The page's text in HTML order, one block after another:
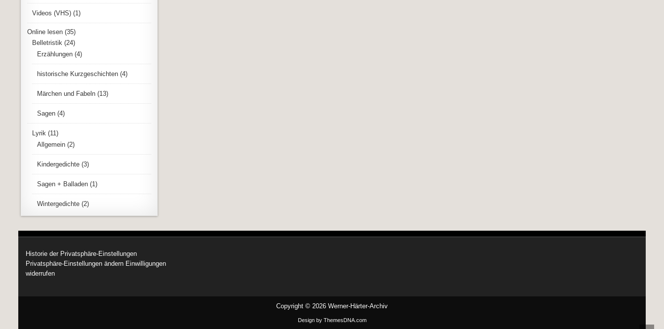
Videos (VHS) (1)
Online lesen (35)
Belletristik (24)
Erzählungen (4)
historische Kurzgeschichten (4)
Märchen und Fabeln (13)
Sagen (4)
Lyrik (11)
Allgemein (2)
Kindergedichte (3)
Sagen + Balladen (1)
Wintergedichte (2)
Historie der Privatsphäre-Einstellungen
Privatsphäre-Einstellungen ändern Einwilligungen
widerrufen
Copyright © 2026 Werner-Härter-Archiv
Design by ThemesDNA.com